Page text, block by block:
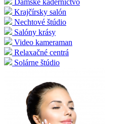
Dámske kaderníctvo
Krajčírsky salón
Nechtové štúdio
Salóny krásy
Video kameraman
Relaxačné centrá
Solárne štúdio